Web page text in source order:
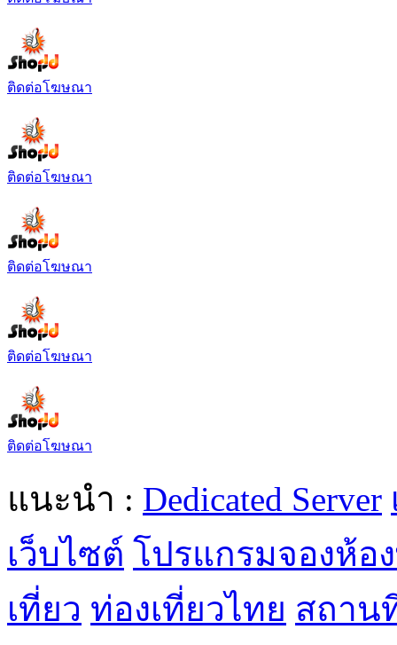
แนะนำ : Dedicated Server
เว็บไซต์ โปรแกรมจองห้อ
เที่ยว ท่องเที่ยวไทย สถาน